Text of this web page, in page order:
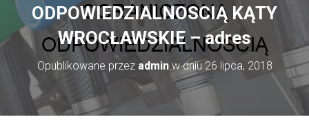
ODPOWIEDZIALNOSCIĄ KĄTY
WROCŁAWSKIE – adres
Opublikowane przez adminw dniu 26 lipca, 2018